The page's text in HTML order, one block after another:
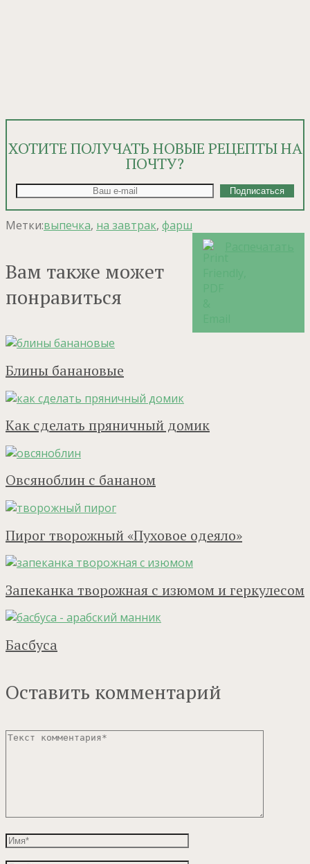
ХОТИТЕ ПОЛУЧАТЬ НОВЫЕ РЕЦЕПТЫ НА
ПОЧТУ?
Метки:выпечка, на завтрак, фарш
Вам также может
понравиться
Блины банановые
Как сделать пряничный домик
Овсяноблин с бананом
Пирог творожный «Пуховое одеяло»
Запеканка творожная с изюмом и геркулесом
Басбуса
Оставить комментарий